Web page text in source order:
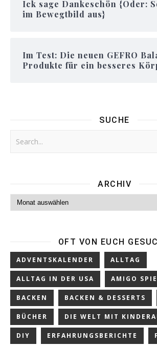
Ick sage Dankeschön {Oder:
im Bewegtbild aus}
Im Test: Die neuen GEFRO
Produkte für ein besseres
SUCHE
ARCHIV
Archiv
OFT VON EUCH
ADVENTSKALENDER ALLTAG
ALLTAG IN DER USA AMIGO
BACKEN BACKEN & DESSERTS
BÜCHER DIE WELT MIT
DIY ERFAHRUNGSBERICHTE